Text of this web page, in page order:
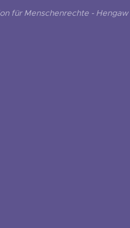
für Menschenrechte -